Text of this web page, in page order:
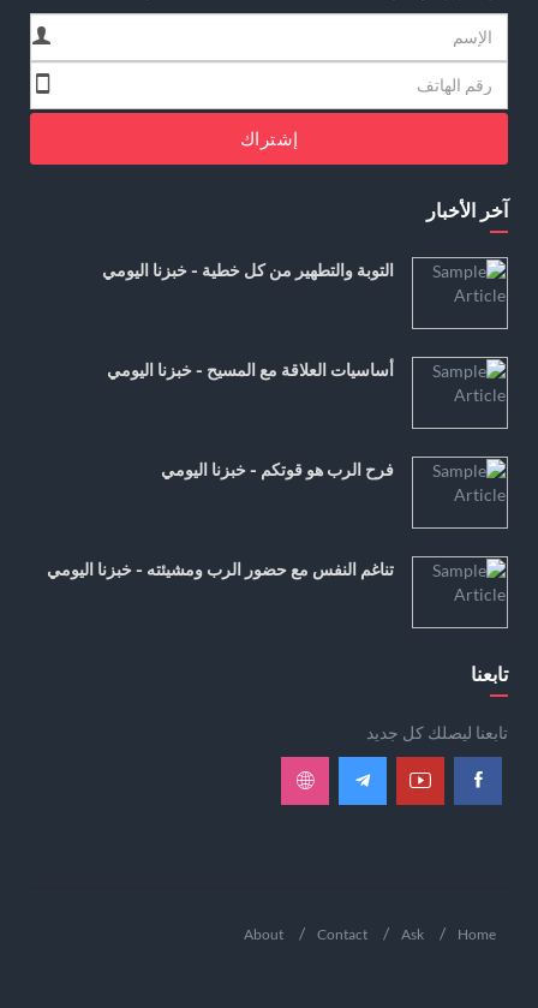
إشتراك
آخر الأخبار
التوبة والتطهير من كل خطية - خبزنا اليومي
أساسيات العلاقة مع المسيح - خبزنا اليومي
فرح الرب هو قوتكم - خبزنا اليومي
تناغم النفس مع حضور الرب ومشيئته - خبزنا اليومي
تابعنا
تابعنا ليصلك كل جديد
Home
Ask
Contact
About